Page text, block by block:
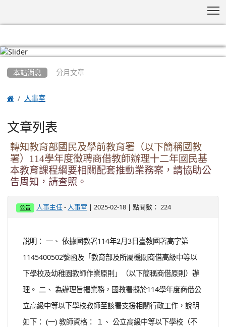
本站消息 分月文章
 人事室
文章列表
轉知教育部國民及學前教育署（以下簡稱國教
署）114學年度徵聘商借教師辦理十二年國民基
本教育課程綱要相關配套推動業務案，請協助公
告周知，請查照。
公告 人事主任 - 人事室 | 2025-02-18 | 點閱數： 224
說明： 一、 依據國教署114年2月3日臺教國署高字第
1145400502號函及「教育部及所屬機關商借高級中等以
下學校及幼稚園教師作業原則」（以下簡稱商借原則）辦
理。 二、 為辦理旨揭業務，國教署擬於114學年度商借公
立高級中等以下學校教師至該署支援相關行政工作，說明
如下： (一) 教師資格： １、 公立高級中等以下學校（不